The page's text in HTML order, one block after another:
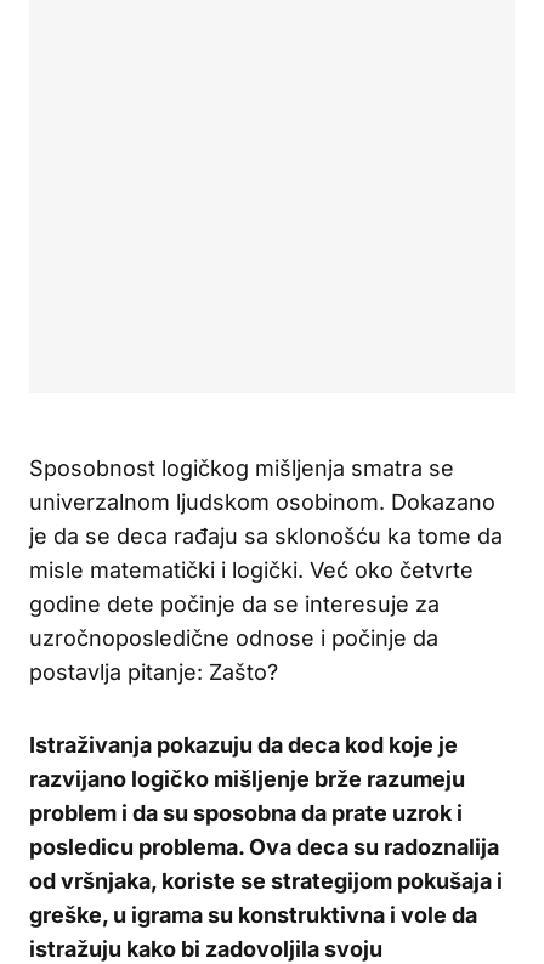
Sposobnost logičkog mišljenja smatra se
univerzalnom ljudskom osobinom. Dokazano
je da se deca rađaju sa sklonošću ka tome da
misle matematički i logički. Već oko četvrte
godine dete počinje da se interesuje za
uzročno­posledične odnose i počinje da
postavlja pitanje: Zašto?
Istraživanja pokazuju da deca kod koje je
razvijano logičko mišljenje brže razumeju
problem i da su sposobna da prate uzrok i
posledicu problema. Ova deca su radoznalija
od vršnjaka, koriste se strategijom pokušaja i
greške, u igrama su konstruktivna i vole da
istražuju kako bi zadovoljila svoju